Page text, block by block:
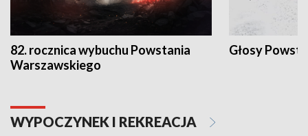
82. rocznica wybuchu Powstania
Warszawskiego
Głosy
WYPOCZYNEK I REKREACJA